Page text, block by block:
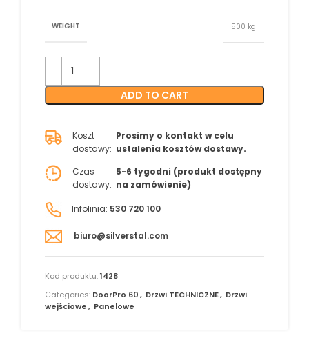
WEIGHT 500 kg
ADD TO CART
Koszt
dostawy:
Prosimy o kontakt w celu
ustalenia kosztów dostawy.
Czas
dostawy:
5-6 tygodni (produkt dostępny
na zamówienie)
Infolinia: 530 720 100
biuro@silverstal.com
Kod produktu:1428
Categories: DoorPro 60, Drzwi TECHNICZNE, Drzwi
wejściowe, Panelowe